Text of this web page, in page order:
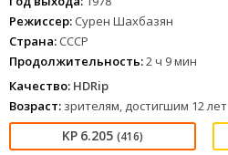
Режиссер: Сурен Шахбазян
Страна: СССР
Продолжительность:2 ч 9 мин
Качество: HDRip
Возраст: зрителям, достигшим 12 лет
6.205 (416)